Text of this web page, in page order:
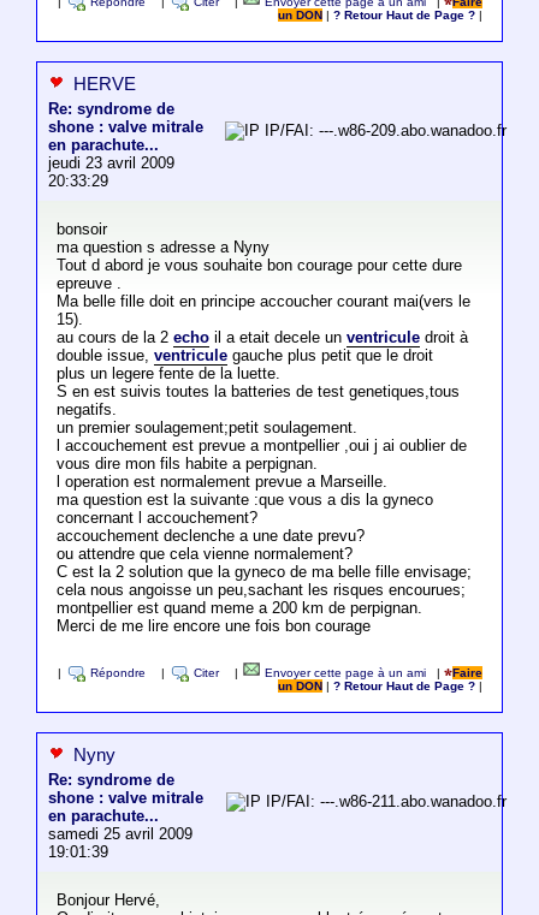
un DON
|? Retour Haut de Page ?
HERVE
Re: syndrome de
shone : valve mitrale
en parachute...
jeudi 23 avril 2009
20:33:29
IP/FAI: ---.w86-209.abo.wanadoo.fr
bonsoir
ma question s adresse a Nyny
Tout d abord je vous souhaite bon courage pour cette dure
epreuve .
Ma belle fille doit en principe accoucher courant mai(vers le
15).
au cours de la 2 echoil a etait decele un ventriculedroit à
double issue, ventriculegauche plus petit que le droit
plus un legere fente de la luette.
S en est suivis toutes la batteries de test genetiques,tous
negatifs.
un premier soulagement;petit soulagement.
l accouchement est prevue a montpellier ,oui j ai oublier de
vous dire mon fils habite a perpignan.
l operation est normalement prevue a Marseille.
ma question est la suivante :que vous a dis la gyneco
concernant l accouchement?
accouchement declenche a une date prevu?
ou attendre que cela vienne normalement?
C est la 2 solution que la gyneco de ma belle fille envisage;
cela nous angoisse un peu,sachant les risques encourues;
montpellier est quand meme a 200 km de perpignan.
Merci de me lire encore une fois bon courage
Répondre Citer Envoyer cette page à un ami |
Faire
un DON
|? Retour Haut de Page ?
Nyny
Re: syndrome de
shone : valve mitrale
en parachute...
samedi 25 avril 2009
19:01:39
IP/FAI: ---.w86-211.abo.wanadoo.fr
Bonjour Hervé,